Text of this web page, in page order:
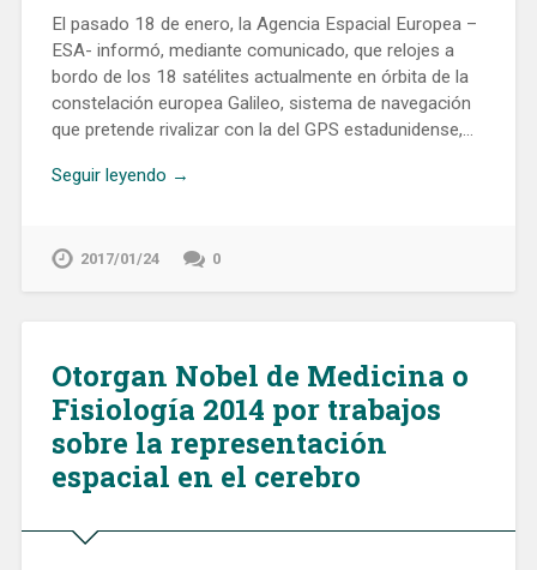
El pasado 18 de enero, la Agencia Espacial Europea –
ESA- informó, mediante comunicado, que relojes a
bordo de los 18 satélites actualmente en órbita de la
constelación europea Galileo, sistema de navegación
que pretende rivalizar con la del GPS estadunidense,…
Seguir leyendo →
2017/01/24 0
Otorgan Nobel de Medicina o
Fisiología 2014 por trabajos
sobre la representación
espacial en el cerebro